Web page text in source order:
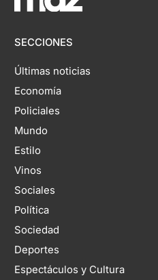
SECCIONES
Últimas noticias
Economía
Policiales
Mundo
Estilo
Vinos
Sociales
Política
Sociedad
Deportes
Espectáculos y Cultura